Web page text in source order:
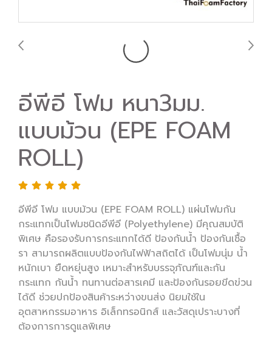
อีพีอี โฟม หนา3มม.
แบบม้วน (EPE FOAM
ROLL)
อีพีอี โฟม แบบม้วน (EPE FOAM ROLL) แผ่นโฟมกัน
กระแทกเป็นโฟมชนิดอีพีอี (Polyethylene) มีคุณสมบัติ
พิเศษ คือรองรับการกระแทกได้ดี ป้องกันน้ำ ป้องกันเชื้อ
รา สามารถผลิตแบบป้องกันไฟฟ้าสถิตได้ เป็นโฟมนุ่ม น้ำ
หนักเบา ยืดหยุ่นสูง เหมาะสำหรับบรรจุภัณฑ์และกัน
กระแทก กันน้ำ ทนทานต่อสารเคมี และป้องกันรอยขีดข่วน
ได้ดี ช่วยปกป้องสินค้าระหว่างขนส่ง นิยมใช้ใน
อุตสาหกรรมอาหาร อิเล็กทรอนิกส์ และวัสดุเปราะบางที่
ต้องการการดูแลพิเศษ